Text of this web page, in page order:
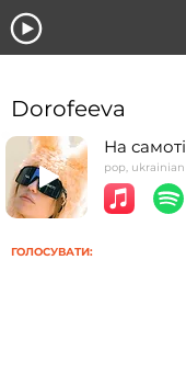
Dorofeeva
На самоті
pop, ukrainian
ГОЛОСУВАТИ: